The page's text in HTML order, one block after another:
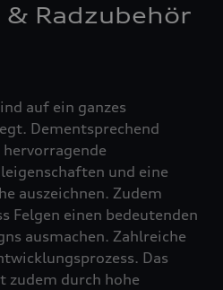
Radzubehör
auf ein ganzes
Dementsprechend
und eine
auszeichnen. Zudem
Felgen einen bedeutenden
ausmachen. Zahlreiche
Das
zudem durch hohe